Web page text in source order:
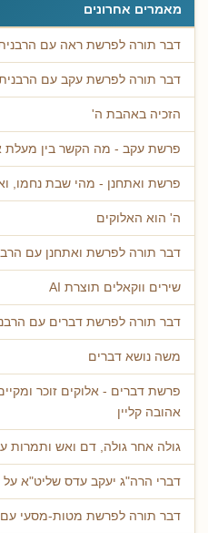
מאמרים אחרונים
דבר תורה לפרשת ראה עם הרבנית
דבר תורה לפרשת עקב עם הרבנית
הזכיה באהבת ה'
פרשת עקב - מה הקשר בין מעלת
פרשת ואתחנן - מהי שבת נחמו,
ה' הוא האלוקים
דבר תורה לפרשת ואתחנן עם
שירים ווקאלים תוצרת AI
דבר תורה לפרשת דברים עם
משה נושא דברים
פרשת דברים - אלוקים זוכר
אהובה קליין
גולה אחר גולה, דם ואש ותמרות
דברי הרה"ג יעקב עדס שליט"א
דבר תורה לפרשת מטות-מסעי עם